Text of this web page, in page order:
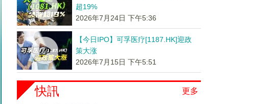
超19%
2026年7月24日 下午5:36
【今日IPO】可孚医疗[1187.HK]迎政
策大涨
2026年7月15日 下午5:51
更多
快訊